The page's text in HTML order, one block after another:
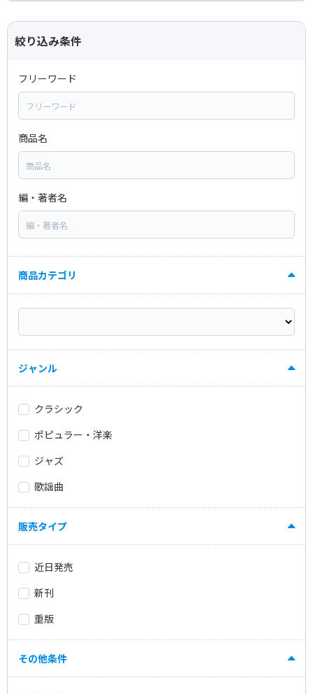
絞り込み条件
フリーワード
商品名
編・著者名
商品カテゴリ
ジャンル
クラシック
ポピュラー・洋楽
ジャズ
歌謡曲
販売タイプ
近日発売
新刊
重版
その他条件